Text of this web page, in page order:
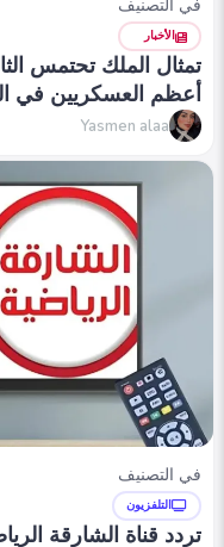
في التصنيف
الأخبار
تمثال الملك تحتمس
أعظم العسكريين في
Yasmen alaa
في التصنيف
التلفزيون